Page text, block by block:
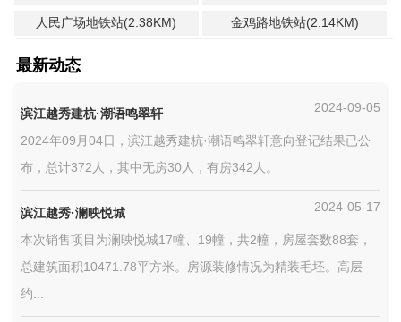
人民广场地铁站(2.38KM) 金鸡路地铁站(2.14KM)
最新动态
滨江越秀建杭·潮语鸣翠轩 2024-09-05
2024年09月04日，滨江越秀建杭·潮语鸣翠轩意向登记结果已公
布，总计372人，其中无房30人，有房342人。
滨江越秀·澜映悦城 2024-05-17
本次销售项目为澜映悦城17幢、19幢，共2幢，房屋套数88套，
总建筑面积10471.78平方米。房源装修情况为精装毛坯。高层
约...